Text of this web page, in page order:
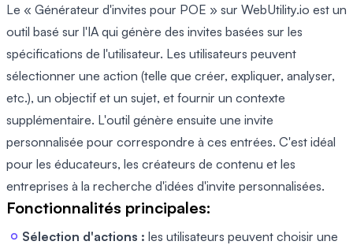
Le « Générateur d'invites pour POE » sur WebUtility.io est un
outil basé sur l'IA qui génère des invites basées sur les
spécifications de l'utilisateur. Les utilisateurs peuvent
sélectionner une action (telle que créer, expliquer, analyser,
etc.), un objectif et un sujet, et fournir un contexte
supplémentaire. L'outil génère ensuite une invite
personnalisée pour correspondre à ces entrées. C'est idéal
pour les éducateurs, les créateurs de contenu et les
entreprises à la recherche d'idées d'invite personnalisées.
Fonctionnalités principales:
Sélection d'actions : les utilisateurs peuvent choisir une